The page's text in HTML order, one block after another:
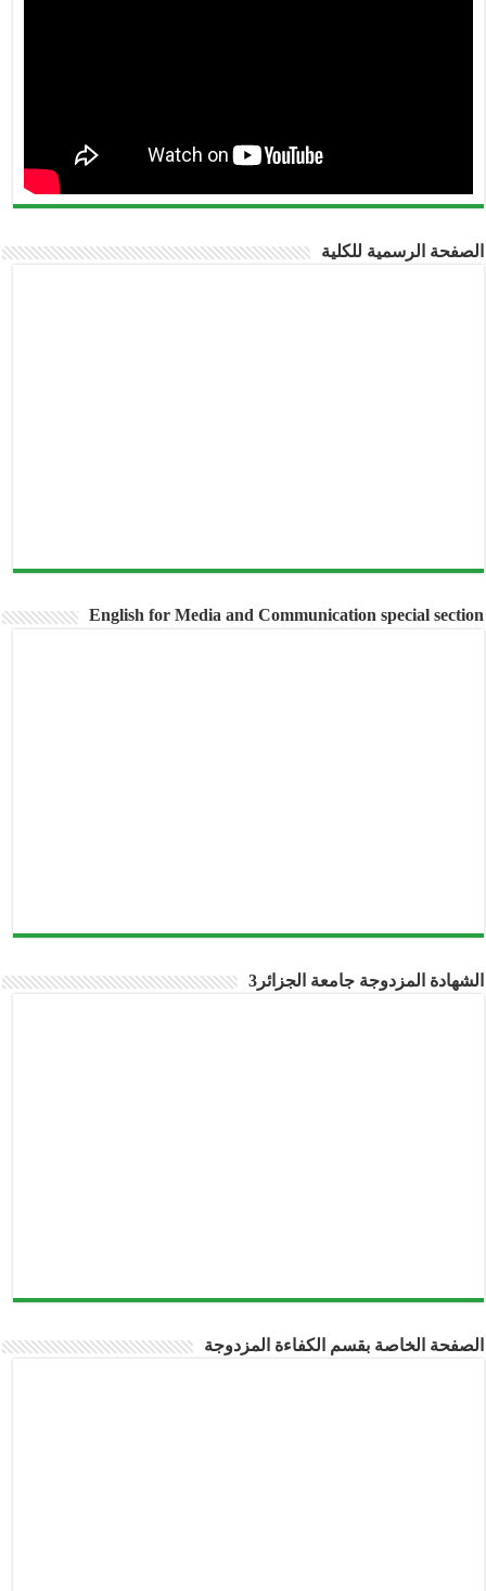
الرسمية للكلية
English for Media and Communication special
المزدوجة جامعة الجزائر3
الخاصة بقسم الكفاءة المزدوجة